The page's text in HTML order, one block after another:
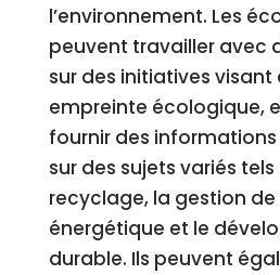
l’environnement. Les
peuvent travailler avec
sur des initiatives visant
empreinte écologique,
fournir des
sur des sujets variés tels
recyclage, la gestion de
énergétique et le
durable. Ils peuvent